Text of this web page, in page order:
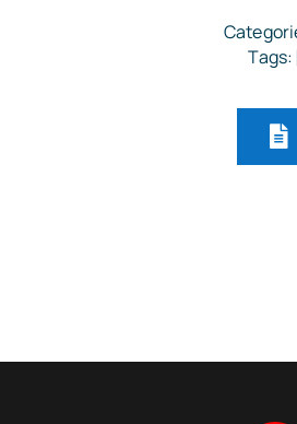
Tags: